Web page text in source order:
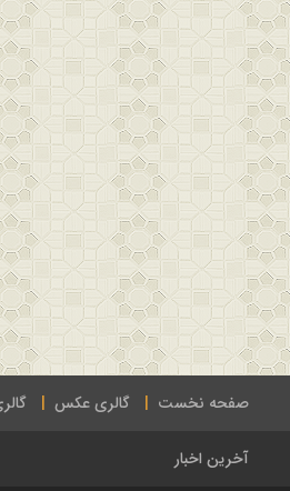
صفحه نخست گالری عکس
آخرین اخبار